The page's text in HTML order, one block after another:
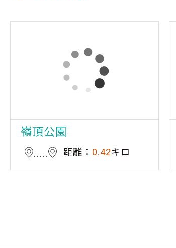
嶺頂公園
距離： 0.42キロ